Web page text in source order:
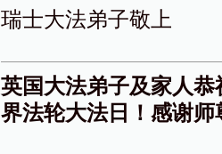
瑞士大法弟子敬上
英国大法弟子及家人
界法轮大法日！感谢